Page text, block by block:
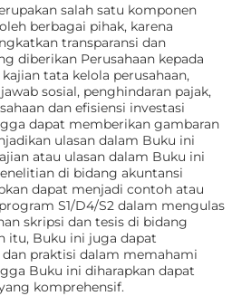
salah satu komponen
berbagai pihak, karena
transparansi dan
diberikan Perusahaan kepada
tata kelola perusahaan,
sosial, penghindaran pajak,
dan efisiensi investasi
dapat memberikan gambaran
ulasan dalam Buku ini
atau ulasan dalam Buku ini
di bidang akuntansi
dapat menjadi contoh atau
S1/D4/S2 dalam mengulas
skripsi dan tesis di bidang
itu, Buku ini juga dapat
praktisi dalam memahami
Buku ini diharapkan dapat
komprehensif.